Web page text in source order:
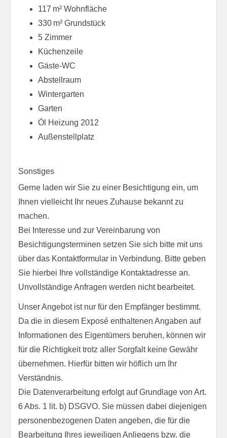
117 m² Wohnfläche
330 m² Grundstück
5 Zimmer
Küchenzeile
Gäste-WC
Abstellraum
Wintergarten
Garten
Öl Heizung 2012
Außenstellplatz
Sonstiges
Gerne laden wir Sie zu einer Besichtigung ein, um
Ihnen vielleicht Ihr neues Zuhause bekannt zu
machen.
Bei Interesse und zur Vereinbarung von
Besichtigungsterminen setzen Sie sich bitte mit uns
über das Kontaktformular in Verbindung. Bitte geben
Sie hierbei Ihre vollständige Kontaktadresse an.
Unvollständige Anfragen werden nicht bearbeitet.
Unser Angebot ist nur für den Empfänger bestimmt.
Da die in diesem Exposé enthaltenen Angaben auf
Informationen des Eigentümers beruhen, können wir
für die Richtigkeit trotz aller Sorgfalt keine Gewähr
übernehmen. Hierfür bitten wir höflich um Ihr
Verständnis.
Die Datenverarbeitung erfolgt auf Grundlage von Art.
6 Abs. 1 lit. b) DSGVO. Sie müssen dabei diejenigen
personenbezogenen Daten angeben, die für die
Bearbeitung Ihres jeweiligen Anliegens bzw. die